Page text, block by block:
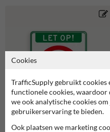
Cookies
TrafficSupply gebruikt cookies
functionele cookies, waardoor
we ook analytische cookies
gebruikerservaring te bieden.
Ook plaatsen we marketing